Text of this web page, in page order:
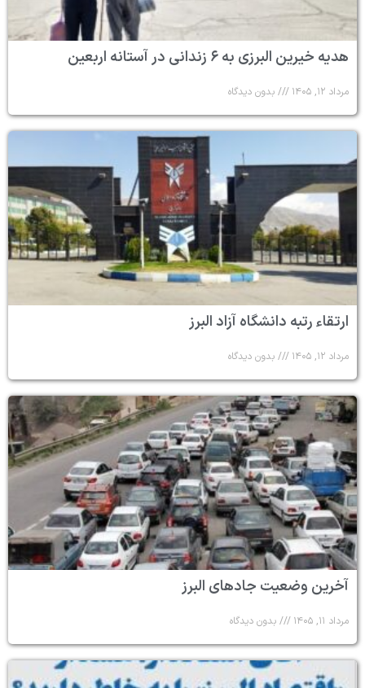
هدیه خیرین البرزی به ۶ زندانی در آستانه اربعین
مرداد ۱۲, ۱۴۰۵ بدون دیدگاه
ارتقاء رتبه دانشگاه آزاد البرز
مرداد ۱۲, ۱۴۰۵ بدون دیدگاه
آخرین وضعیت جادهای البرز
مرداد ۱۱, ۱۴۰۵ بدون دیدگاه